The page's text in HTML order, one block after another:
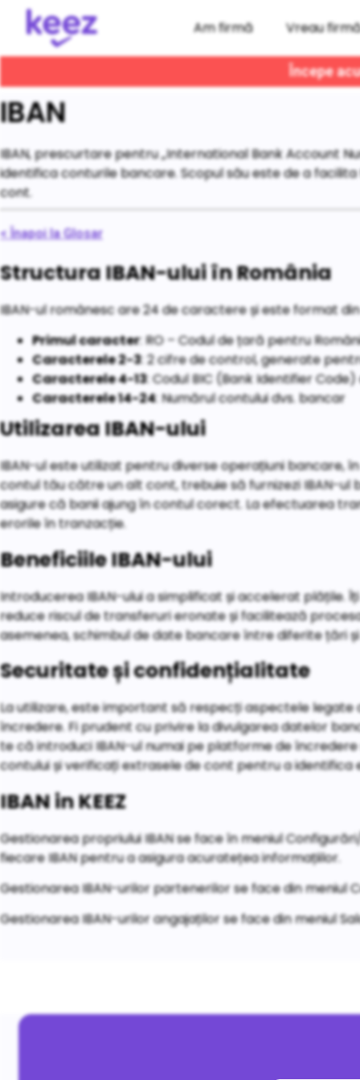
Am firmă Vreau
Începe
IBAN
IBAN, prescurtare pentru „International Bank Account
identifica conturile bancare. Scopul său este de a
cont.
< Înapoi la Glosar
Structura IBAN-ului în România
IBAN-ul românesc are 24 de caractere și este format
Primul caracter: RO – Codul de țară pentru
Caracterele 2-3: 2 cifre de control, generate
Caracterele 4-13: Codul BIC (Bank Identifier
Caracterele 14-24: Numărul contului dvs. bancar
Utilizarea IBAN-ului
IBAN-ul este utilizat pentru diverse operațiuni bancare,
contul tău către un alt cont, trebuie să furnizezi IBAN-
asigure că banii ajung în contul corect. La efectuarea
erorile în tranzacție.
Beneficiile IBAN-ului
Introducerea IBAN-ului a simplificat și accelerat plățile.
reduce riscul de transferuri eronate și facilitează
asemenea, schimbul de date bancare între diferite țări
Securitate și confidențialitate
La utilizare, este important să respecți aspectele
încredere. Fi prudent cu privire la divulgarea datelor
te că introduci IBAN-ul numai pe platforme de
contului și verificați extrasele de cont pentru a
IBAN in KEEZ
Gestionarea propriului IBAN se face în meniul
fiecare IBAN pentru a asigura acuratețea informațiilor.
Gestionarea IBAN-urilor partenerilor se face din meniul
Gestionarea IBAN-urilor angajaților se face din meniul